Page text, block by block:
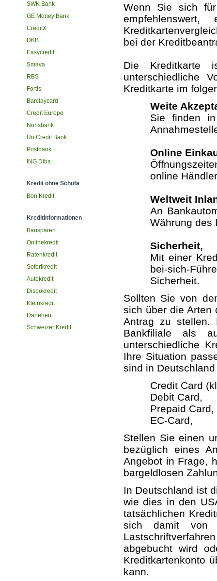
SWK Bank
GE Money Bank
CreditX
DKB
Easycredit
Smava
RBS
Fortis
Barclaycard
Credit Europe
Norisbank
UniCredit Bank
Postbank
ING Diba
Kredit ohne Schufa
Bon Kredit
Kreditinformationen
Bausparen
Onlinekredit
Ratenkredit
Sofortkredit
Autokredit
Dispokredit
Kleinkredit
Darlehen
Schweizer Kredit
Wenn Sie sich
empfehlenswert,
bei der
Die Kreditkarte
unterschiedliche
Kreditkarte im
Weite
Sie finden
Online
online
Weltweit
An
Währung des
Sicherheit,
Mit einer
bei-sich-
Sicherheit.
Sollten Sie von
sich über die Arten
Antrag zu stellen.
Bankfiliale als
unterschiedliche
Ihre Situation
sind in
Credit Card
Debit Card,
Prepaid Card,
EC-Card,
Stellen Sie einen
bezüglich eines
Angebot in Frage,
bargeldlosen
In Deutschland ist
wie dies in den
tatsächlichen
sich damit von
abgebucht wird
Kreditkartenkonto
kann.